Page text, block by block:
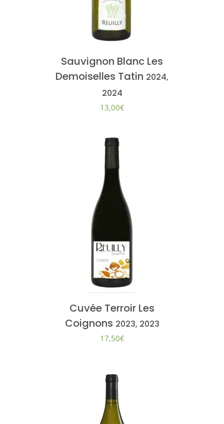
Sauvignon Blanc Les
Demoiselles Tatin 2024,
2024
13,00€
Cuvée Terroir Les
Coignons 2023, 2023
17,50€